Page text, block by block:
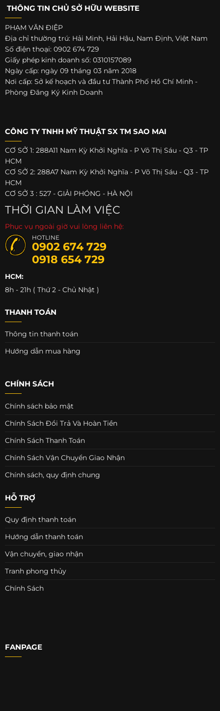
THÔNG TIN CHỦ SỞ HỮU WEBSITE
PHẠM VĂN ĐIỆP
Địa chỉ thường trú: Hải Minh, Hải Hậu, Nam Định, Việt Nam
Số điện thoại: 0902 674 729
Giấy phép kinh doanh số: 0310157089
Ngày cấp: ngày 09 tháng 03 năm 2018
Nơi cấp: Sở kế hoạch và đầu tư Thành Phố Hồ Chí Minh -
Phòng Đăng Ký Kinh Doanh
CÔNG TY TNHH MỸ THUẬT SX TM SAO MAI
CƠ SỞ 1: 288A11 Nam Kỳ Khởi Nghĩa - P Võ Thị Sáu - Q3 - TP
HCM
CƠ SỞ 2: 288A7 Nam Kỳ Khởi Nghĩa - P Võ Thị Sáu - Q3 - TP
HCM
CƠ SỞ 3 : 527 - GIẢI PHÓNG - HÀ NỘI
THỜI GIAN LÀM VIỆC
Phục vụ ngoài giờ vui lòng liên hệ:
HOTLINE
0902 674 729
0918 654 729
HCM:
8h - 21h ( Thứ 2 - Chủ Nhật )
THANH TOÁN
Thông tin thanh toán
Hướng dẫn mua hàng
CHÍNH SÁCH
Chính sách bảo mật
Chính Sách Đổi Trả Và Hoàn Tiền
Chính Sách Thanh Toán
Chính Sách Vận Chuyển Giao Nhận
Chính sách, quy định chung
HỖ TRỢ
Quy định thanh toán
Hướng dẫn thanh toán
Vận chuyển, giao nhận
Tranh phong thủy
Chính Sách
FANPAGE